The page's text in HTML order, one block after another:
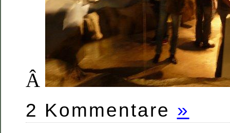
Â
2 Kommentare »